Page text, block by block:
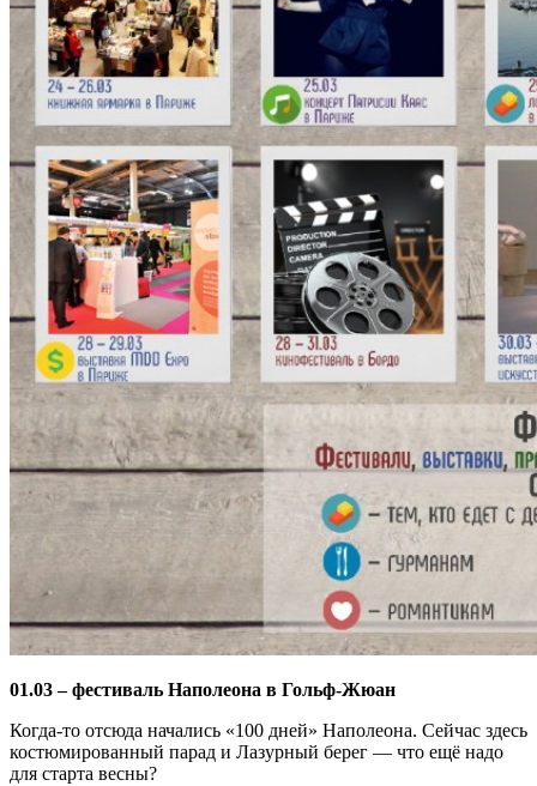
01.03 – фестиваль Наполеона в Гольф-Жюан
Когда-то отсюда начались «100 дней» Наполеона. Сейчас здесь
костюмированный парад и Лазурный берег — что ещё надо
для старта весны?